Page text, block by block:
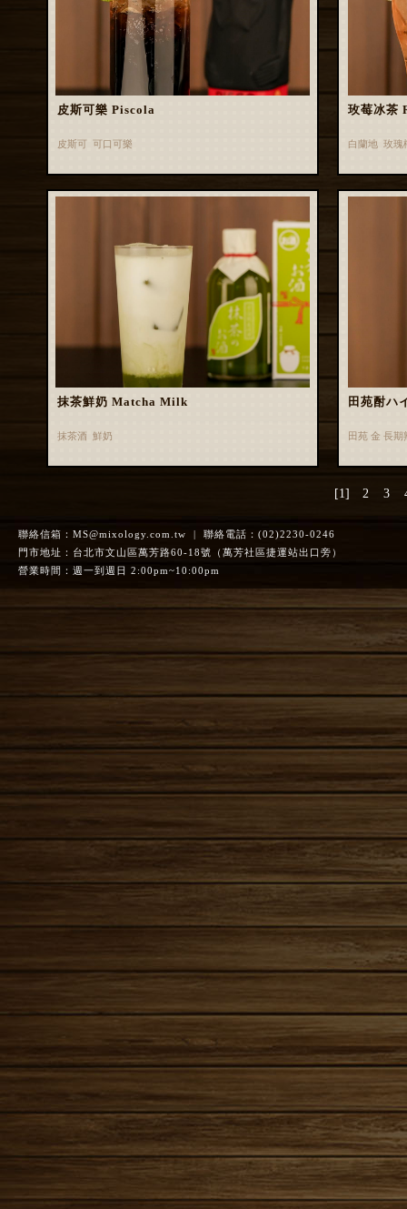
皮斯可樂 Piscola
皮斯可 可口可樂
玫莓冰茶
白蘭地 玫瑰
抹茶鮮奶 Matcha Milk
抹茶酒 鮮奶
田苑酎ハ
田苑 金 長
[1] 2 3
聯絡信箱： MS@mixology.com.tw | 聯絡電話：(02)2230-0246
門市地址：台北市文山區萬芳路60-18號（萬芳社區捷運站出口旁）
營業時間：週一到週日 2:00pm~10:00pm